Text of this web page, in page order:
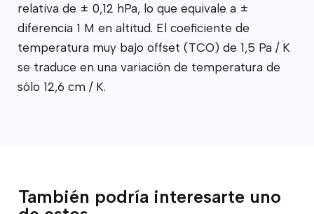
relativa de ± 0,12 hPa, lo que equivale a ±
diferencia 1 M en altitud. El coeficiente de
temperatura muy bajo offset (TCO) de 1,5 Pa / K
se traduce en una variación de temperatura de
sólo 12,6 cm / K.
También podría interesarte uno